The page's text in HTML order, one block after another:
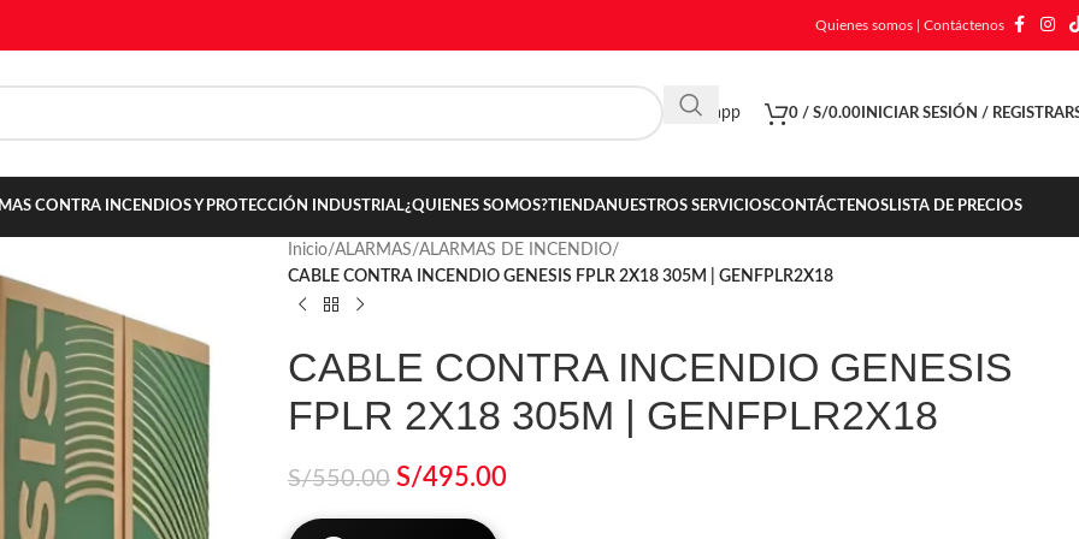
Quienes somos Contáctenos
Whatsapp 0 / S/0.00 INICIAR SESIÓN /
CONTRA INCENDIOS Y PROTECCIÓN INDUSTRIAL¿QUIENES SOMOS?TIENDANUESTROS SERVICIOSCONTÁCTENOSLISTA DE PRECIOS
Inicio/ALARMAS/ALARMAS DE INCENDIO/
CABLE CONTRA INCENDIO GENESIS FPLR 2X18 305M | GENFPLR2X18
CABLE CONTRA INCENDIO GENESIS
FPLR 2X18 305M | GENFPLR2X18
S/550.00 S/495.00